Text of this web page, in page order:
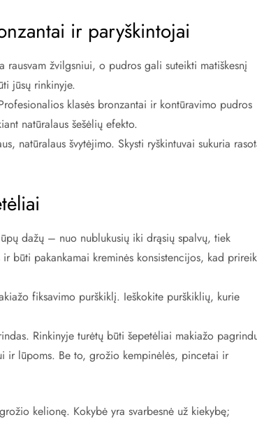
ir paryškintojai
rausvam žvilgsniui, o pudros gali suteikti matiškesnį
jūsų rinkinyje.
klasės bronzantai ir kontūravimo pudros
natūralaus šešėlių efekto.
natūralaus švytėjimo. Skysti ryškintuvai sukuria
dažų – nuo nublukusių iki drąsių spalvų, tiek
būti pakankamai kreminės konsistencijos, kad
fiksavimo purškiklį. Ieškokite purškiklių, kurie
Rinkinyje turėtų būti šepetėliai makiažo
ir lūpoms. Be to, grožio kempinėlės, pincetai ir
kelionę. Kokybė yra svarbesnė už kiekybę;